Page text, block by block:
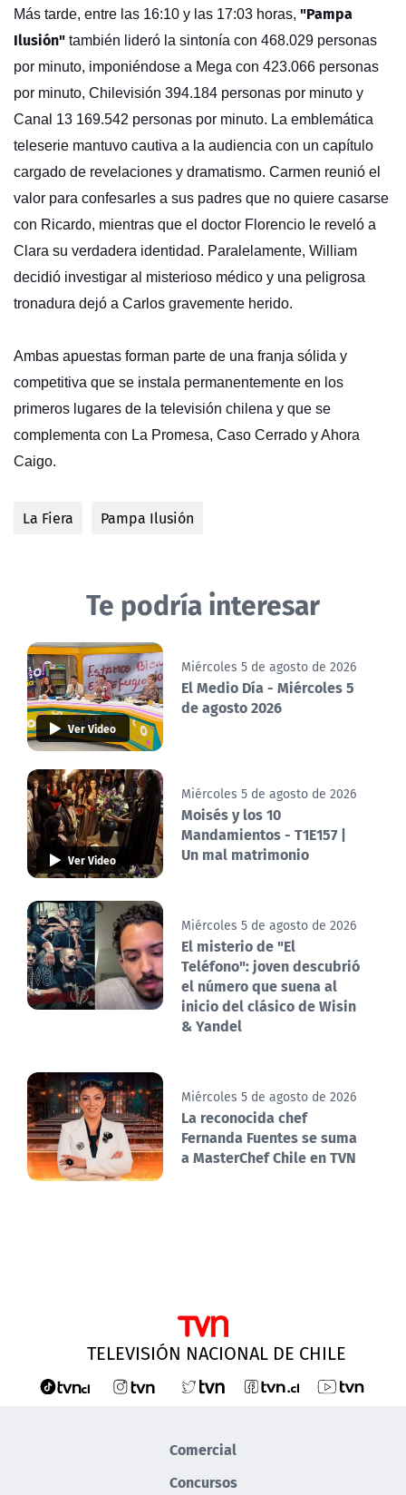
Más tarde, entre las 16:10 y las 17:03 horas, "Pampa
Ilusión" también lideró la sintonía con 468.029 personas
por minuto, imponiéndose a Mega con 423.066 personas
por minuto, Chilevisión 394.184 personas por minuto y
Canal 13 169.542 personas por minuto. La emblemática
teleserie mantuvo cautiva a la audiencia con un capítulo
cargado de revelaciones y dramatismo. Carmen reunió el
valor para confesarles a sus padres que no quiere casarse
con Ricardo, mientras que el doctor Florencio le reveló a
Clara su verdadera identidad. Paralelamente, William
decidió investigar al misterioso médico y una peligrosa
tronadura dejó a Carlos gravemente herido.
Ambas apuestas forman parte de una franja sólida y
competitiva que se instala permanentemente en los
primeros lugares de la televisión chilena y que se
complementa con La Promesa, Caso Cerrado y Ahora
Caigo.
La Fiera Pampa Ilusión
Te podría interesar
Ver Video
Miércoles 5 de agosto de 2026
El Medio Día - Miércoles 5
de agosto 2026
Ver Video
Miércoles 5 de agosto de 2026
Moisés y los 10
Mandamientos - T1E157 |
Un mal matrimonio
Miércoles 5 de agosto de 2026
El misterio de "El
Teléfono": joven descubrió
el número que suena al
inicio del clásico de Wisin
& Yandel
Miércoles 5 de agosto de 2026
La reconocida chef
Fernanda Fuentes se suma
a MasterChef Chile en TVN
TELEVISIÓN NACIONAL DE CHILE
Comercial
Concursos